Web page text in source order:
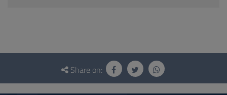
Questionnaire
social
Share on: